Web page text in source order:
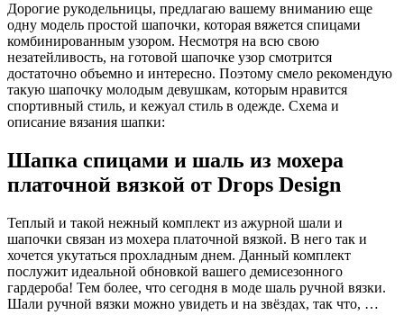
Дорогие рукодельницы, предлагаю вашему вниманию еще
одну модель простой шапочки, которая вяжется спицами
комбинированным узором. Несмотря на всю свою
незатейливость, на готовой шапочке узор смотрится
достаточно объемно и интересно. Поэтому смело рекомендую
такую шапочку молодым девушкам, которым нравится
спортивный стиль, и кежуал стиль в одежде. Схема и
описание вязания шапки:
Шапка спицами и шаль из мохера
платочной вязкой от Drops Design
Теплый и такой нежный комплект из ажурной шали и
шапочки связан из мохера платочной вязкой. В него так и
хочется укутаться прохладным днем. Данный комплект
послужит идеальной обновкой вашего демисезонного
гардероба! Тем более, что сегодня в моде шаль ручной вязки.
Шали ручной вязки можно увидеть и на звёздах, так что, …